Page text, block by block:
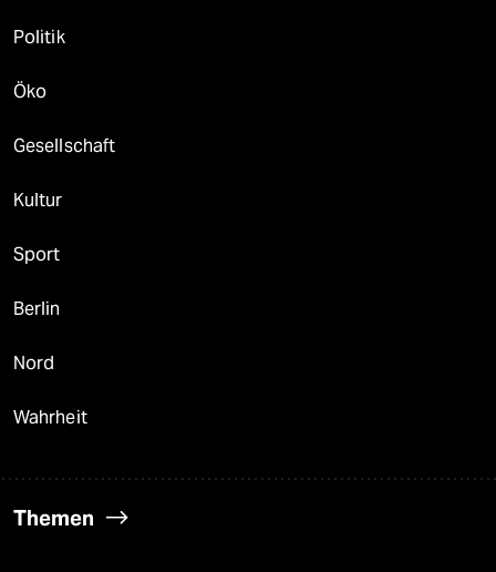
Politik
Öko
Gesellschaft
Kultur
Sport
Berlin
Nord
Wahrheit
Themen